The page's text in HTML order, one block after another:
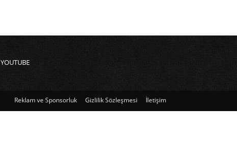
YOUTUBE
Reklam ve Sponsorluk Gizlilik Sözleşmesi İletişim